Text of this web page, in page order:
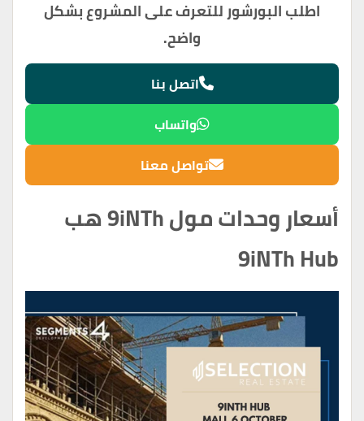
اطلب البورشور للتعرف على المشروع بشكل
واضح.
اتصل بنا
واتساب
تواصل معنا
أسعار وحدات مول 9iNTh هب
9iNTh Hub